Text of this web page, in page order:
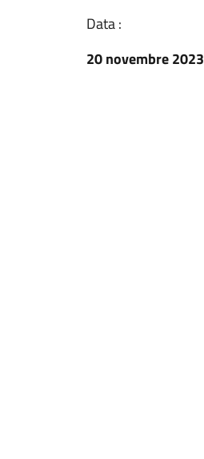
Data :
20 novembre 2023